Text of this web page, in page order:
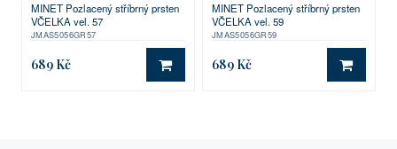
MINET Pozlacený stříbrný prsten
VČELKA vel. 57
JMAS5056GR57
689 Kč DO KOŠÍKU
MINET Pozlacený stříbrný prsten
VČELKA vel. 59
JMAS5056GR59
689 Kč DO